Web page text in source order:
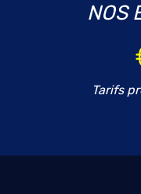
NOS
Tarifs